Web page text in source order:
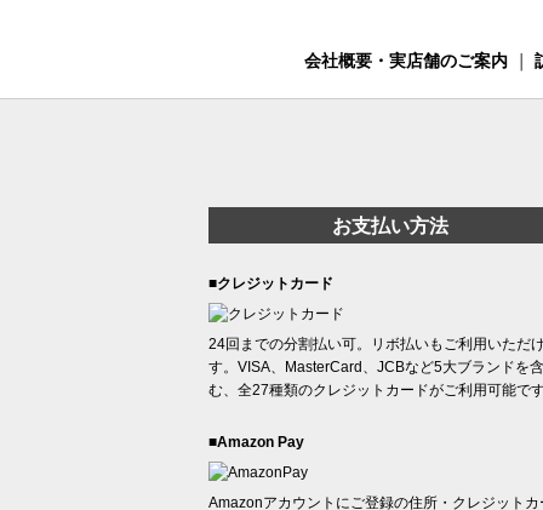
会社概要・実店舗のご案内
お支払い方法
■クレジットカード
24回までの分割払い可。リボ払いもご利用いただ
す。VISA、MasterCard、JCBなど5大ブランドを含
む、全27種類のクレジットカードがご利用可能で
■Amazon Pay
Amazonアカウントにご登録の住所・クレジットカ